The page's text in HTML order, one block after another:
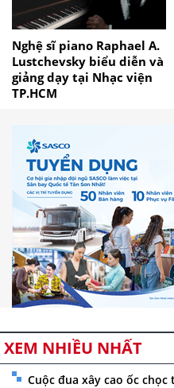
Nghệ sĩ piano Raphael A.
Lustchevsky biểu diễn và
giảng dạy tại Nhạc viện
TP.HCM
XEM NHIỀU NHẤT
Cuộc đua xây cao ốc